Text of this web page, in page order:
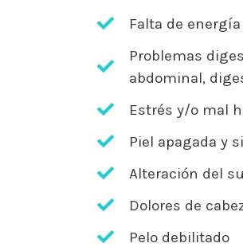
Falta de
Problemas
abdominal,
Estrés y/o mal
Piel apagada y
Alteración del
Dolores de
Pelo debilitado